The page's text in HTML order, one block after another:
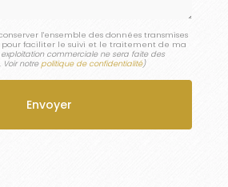
l'ensemble des données transmises
faciliter le suivi et le traitement de ma
commerciale ne sera faite des
Voir notrepolitique de confidentialité)